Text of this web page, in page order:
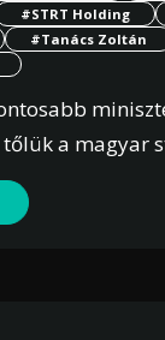
#STRT Holding
#Tanács Zoltán
a magyar